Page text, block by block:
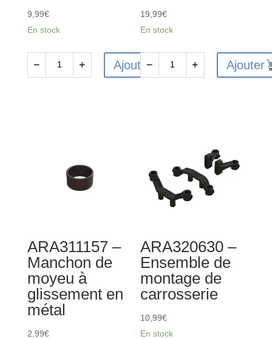
9,99€
En stock
− + Ajouter
19,99€
En stock
glissement
− + Ajouter
ARA311157 –
Manchon de
moyeu à
glissement en
métal
2,99€
ARA320630 –
Ensemble de
montage de
carrosserie
10,99€
En stock